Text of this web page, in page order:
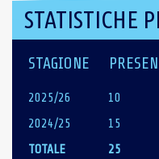
STATISTICHE
STAGIONE
2025/26 10
2024/25
15
TOTALE
25